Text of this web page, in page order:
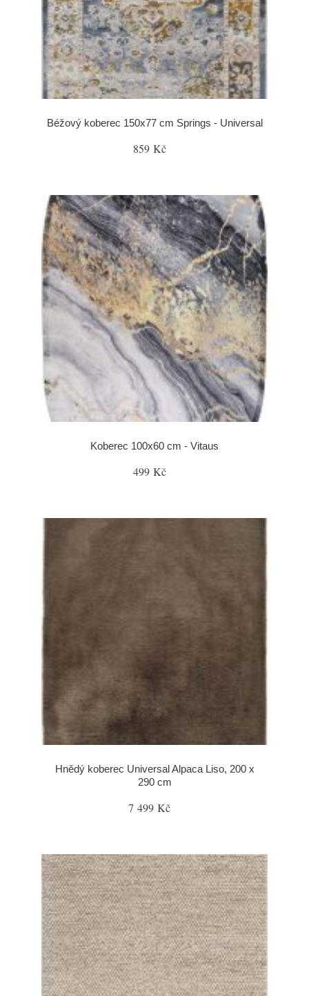
Béžový koberec 150x77 cm Springs - Universal
859 Kč
Koberec 100x60 cm - Vitaus
499 Kč
Hnědý koberec Universal Alpaca Liso, 200 x
290 cm
7 499 Kč